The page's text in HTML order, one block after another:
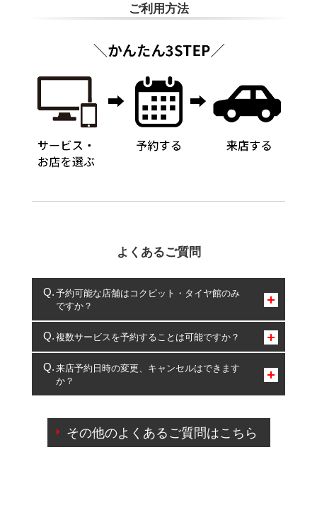
ご利用方法
よくあるご質問
予約可能な店舗はコクピット・タイヤ館のみ
ですか？
コクピット・タイヤ館のみとなります。
複数サービスを予約することは可能ですか？
複数サービスのご予約は可能です。
一部の商品・サービスの組み合わせに限り、同時にご予約が
出来ないものもございます。
来店予約日時の変更、キャンセルはできます
か？
ご来店予約日の3営業日前を過ぎている場合のご予約
の日時変更につきましては、直接ご予約の店舗まで
その他のよくあるご質問はこちら